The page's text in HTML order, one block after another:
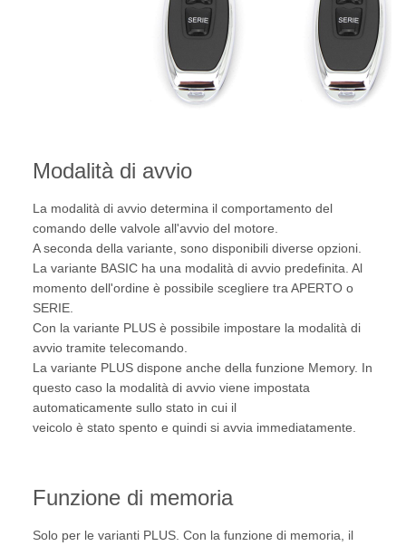
Modalità di avvio
La modalità di avvio determina il comportamento del
comando delle valvole all'avvio del motore.
A seconda della variante, sono disponibili diverse opzioni.
La variante BASIC ha una modalità di avvio predefinita. Al
momento dell'ordine è possibile scegliere tra APERTO o
SERIE.
Con la variante PLUS è possibile impostare la modalità di
avvio tramite telecomando.
La variante PLUS dispone anche della funzione Memory. In
questo caso la modalità di avvio viene impostata
automaticamente sullo stato in cui il
veicolo è stato spento e quindi si avvia immediatamente.
Funzione di memoria
Solo per le varianti PLUS. Con la funzione di memoria, il